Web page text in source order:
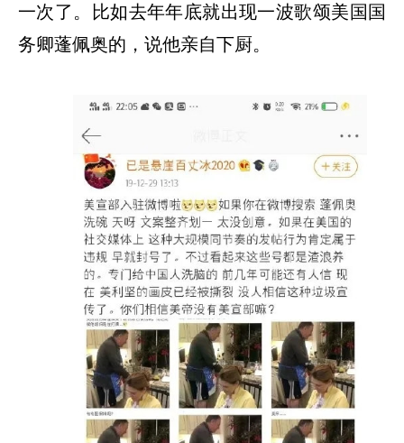
一次了。比如去年年底就出现一波歌颂美国国
务卿蓬佩奥的，说他亲自下厨。